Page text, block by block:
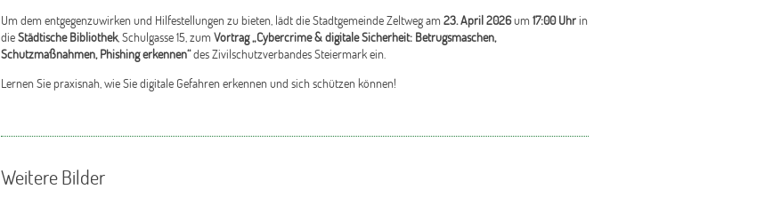
Um dem entgegenzuwirken und Hilfestellungen zu bieten, lädt die Stadtgemeinde Zeltweg am 23. April 2026um 17:00 Uhrin
dieStädtische Bibliothek, Schulgasse 15, zum Vortrag „Cybercrime & digitale Sicherheit: Betrugsmaschen,
Schutzmaßnahmen, Phishing erkennen“des Zivilschutzverbandes Steiermark ein.
Lernen Sie praxisnah, wie Sie digitale Gefahren erkennen und sich schützen können!
Weitere Bilder